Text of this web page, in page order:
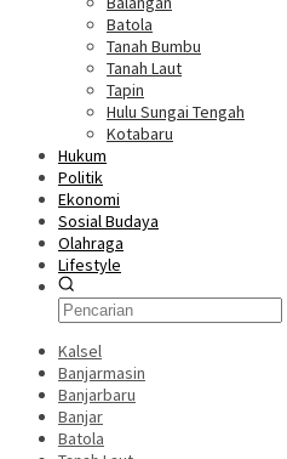
Batola
Tanah Bumbu
Tanah Laut
Tapin
Hulu Sungai Tengah
Kotabaru
Hukum
Politik
Ekonomi
Sosial Budaya
Olahraga
Lifestyle
Kalsel
Banjarmasin
Banjarbaru
Banjar
Batola